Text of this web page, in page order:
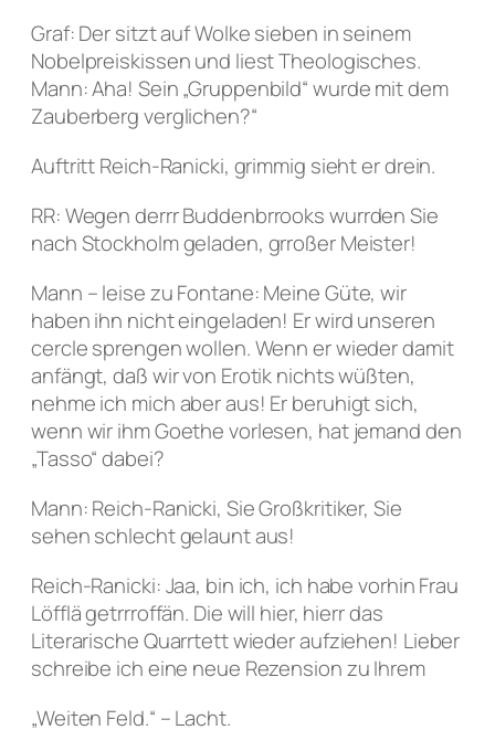
Graf: Der sitzt auf Wolke sieben in seinem
Nobelpreiskissen und liest Theologisches.
Mann: Aha! Sein „Gruppenbild“ wurde mit dem
Zauberberg verglichen?“
Auftritt Reich-Ranicki, grimmig sieht er drein.
RR: Wegen derrr Buddenbrrooks wurrden Sie
nach Stockholm geladen, grroßer Meister!
Mann – leise zu Fontane: Meine Güte, wir
haben ihn nicht eingeladen! Er wird unseren
cercle sprengen wollen. Wenn er wieder damit
anfängt, daß wir von Erotik nichts wüßten,
nehme ich mich aber aus! Er beruhigt sich,
wenn wir ihm Goethe vorlesen, hat jemand den
„Tasso“ dabei?
Mann: Reich-Ranicki, Sie Großkritiker, Sie
sehen schlecht gelaunt aus!
Reich-Ranicki: Jaa, bin ich, ich habe vorhin Frau
Löfflä getrrroffän. Die will hier, hierr das
Literarische Quarrtett wieder aufziehen! Lieber
schreibe ich eine neue Rezension zu Ihrem
„Weiten Feld.“ – Lacht.